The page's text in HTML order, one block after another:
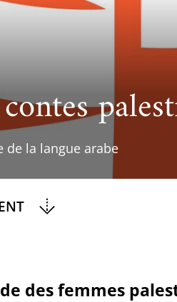
an
monde arabe
de la langue arabe
des femmes